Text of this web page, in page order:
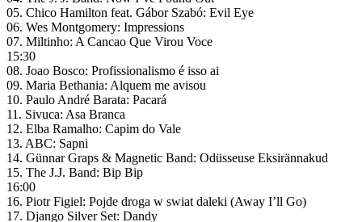
05. Chico Hamilton feat. Gábor Szabó: Evil Eye
06. Wes Montgomery: Impressions
07. Miltinho: A Cancao Que Virou Voce
15:30
08. Joao Bosco: Profissionalismo é isso ai
09. Maria Bethania: Alquem me avisou
10. Paulo André Barata: Pacará
11. Sivuca: Asa Branca
12. Elba Ramalho: Capim do Vale
13. ABC: Sapni
14. Günnar Graps & Magnetic Band: Odüsseuse Eksirännakud
15. The J.J. Band: Bip Bip
16:00
16. Piotr Figiel: Pojde droga w swiat daleki (Away I’ll Go)
17. Django Silver Set: Dandy